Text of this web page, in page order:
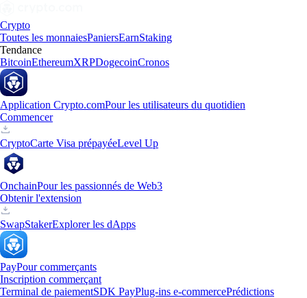
Crypto
Toutes les monnaiesPaniersEarnStaking
Tendance
BitcoinEthereumXRPDogecoinCronos
Application Crypto.comPour les utilisateurs du quotidien
Commencer
CryptoCarte Visa prépayéeLevel Up
OnchainPour les passionnés de Web3
Obtenir l'extension
SwapStakerExplorer les dApps
PayPour commerçants
Inscription commerçant
Terminal de paiementSDK PayPlug-ins e-commercePrédictions